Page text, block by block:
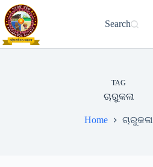
Skip
to
content
Search
TAG
ଚାରୁକଳା
Home ଚାରୁକଳା